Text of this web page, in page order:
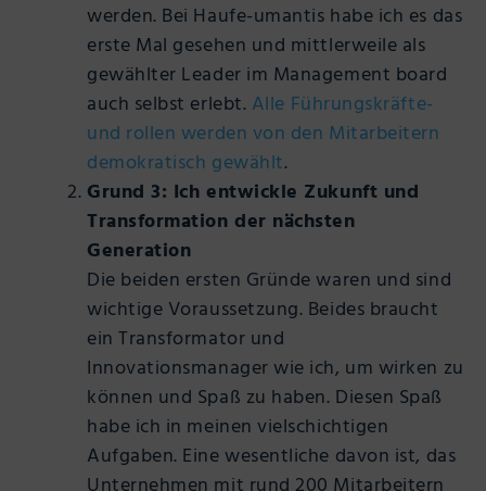
werden. Bei Haufe-umantis habe ich es das
erste Mal gesehen und mittlerweile als
gewählter Leader im Management board
auch selbst erlebt. Alle Führungskräfte-
und rollen werden von den Mitarbeitern
demokratisch gewählt.
Grund 3: Ich entwickle Zukunft und
Transformation der nächsten
Generation
Die beiden ersten Gründe waren und sind
wichtige Voraussetzung. Beides braucht
ein Transformator und
Innovationsmanager wie ich, um wirken zu
können und Spaß zu haben. Diesen Spaß
habe ich in meinen vielschichtigen
Aufgaben. Eine wesentliche davon ist, das